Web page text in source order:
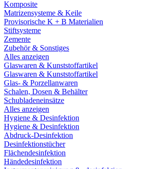
Komposite
Matrizensysteme & Keile
Provisorische K + B Materialien
Stiftsysteme
Zemente
Zubehör & Sonstiges
Alles anzeigen
Glaswaren & Kunststoffartikel
Glaswaren & Kunststoffartikel
Glas- & Porzellanwaren
Schalen, Dosen & Behälter
Schubladeneinsätze
Alles anzeigen
Hygiene & Desinfektion
Hygiene & Desinfektion
Abdruck-Desinfektion
Desinfektionstücher
Flächendesinfektion
Händedesinfektion